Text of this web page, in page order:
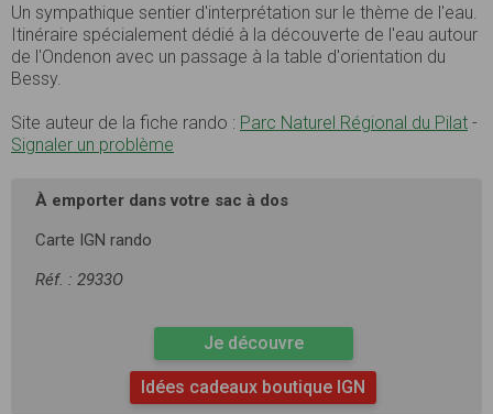
Un sympathique sentier d'interprétation sur le thème de l'eau.
Itinéraire spécialement dédié à la découverte de l'eau autour
de l'Ondenon avec un passage à la table d'orientation du
Bessy.
Site auteur de la fiche rando : Parc Naturel Régional du Pilat -
Signaler un problème
À emporter dans votre sac à dos
Carte IGN rando
Réf. : 2933O
Je découvre
Idées cadeaux boutique IGN